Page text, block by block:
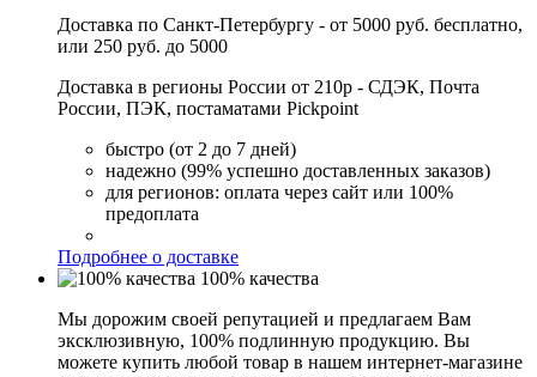
Доставка по Санкт-Петербургу - от 5000 руб. бесплатно,
или 250 руб. до 5000
Доставка в регионы России от 210р - СДЭК, Почта
России, ПЭК, постаматами Pickpoint
быстро (от 2 до 7 дней)
надежно (99% успешно доставленных заказов)
для регионов: оплата через сайт или 100%
предоплата
Подробнее о доставке
100% качества
Мы дорожим своей репутацией и предлагаем Вам
эксклюзивную, 100% подлинную продукцию. Вы
можете купить любой товар в нашем интернет-магазине